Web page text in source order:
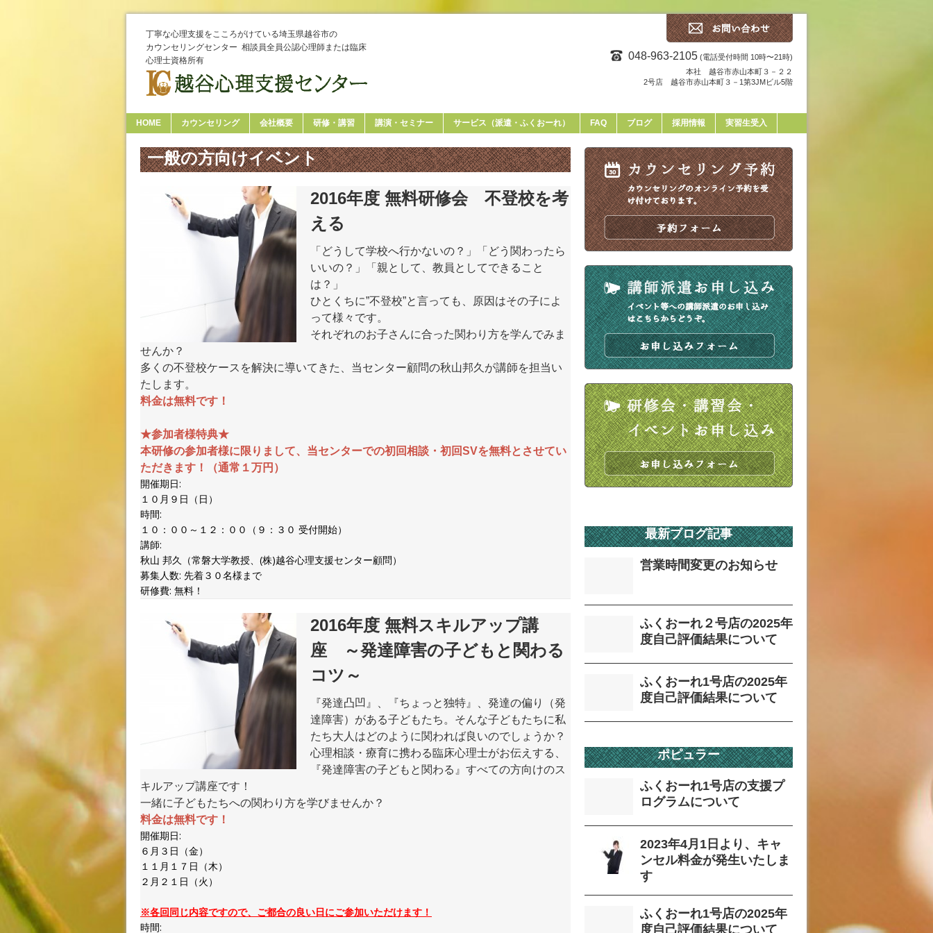
丁寧な心理支援をこころがけている埼玉県越谷市の
カウンセリングセンター 相談員全員公認心理師または臨床
心理士資格所有
048-963-2105 (電話受付時間 10時〜21時)
本社 越谷市赤山本町３－２２
2号店 越谷市赤山本町３－1第3JMビル5階
HOME カウンセリング 会社概要 研修・講習 講演・セミナー サービス（派遣・ふくおーれ） FAQ ブログ 採用情報 実習生受入
一般の方向けイベント
2016年度 無料研修会 不登校を考
える
「どうして学校へ行かないの？」「どう関わったら
いいの？」「親として、教員としてできること
は？」
ひとくちに”不登校”と言っても、原因はその子によ
って様々です。
それぞれのお子さんに合った関わり方を学んでみま
せんか？
多くの不登校ケースを解決に導いてきた、当センター顧問の秋山邦久が講師を担当い
たします。
料金は無料です！
★参加者様特典★
本研修の参加者様に限りまして、当センターでの初回相談・初回SVを無料とさせてい
ただきます！（通常１万円）
開催期日:
１０月９日（日）
時間:
１０：００～１２：００（９：３０ 受付開始）
講師:
秋山 邦久（常磐大学教授、(株)越谷心理支援センター顧問）
募集人数: 先着３０名様まで
研修費: 無料！
2016年度 無料スキルアップ講
座 ～発達障害の子どもと関わる
コツ～
『発達凸凹』、『ちょっと独特』、発達の偏り（発
達障害）がある子どもたち。そんな子どもたちに私
たち大人はどのように関われば良いのでしょうか？
心理相談・療育に携わる臨床心理士がお伝えする、
『発達障害の子どもと関わる』すべての方向けのス
キルアップ講座です！
一緒に子どもたちへの関わり方を学びませんか？
料金は無料です！
開催期日:
６月３日（金）
１１月１７日（木）
２月２１日（火）
※各回同じ内容ですので、ご都合の良い日にご参加いただけます！
時間:
最新ブログ記事
営業時間変更のお知らせ
ふくおーれ２号店の2025年
度自己評価結果について
ふくおーれ1号店の2025年
度自己評価結果について
ポピュラー
ふくおーれ1号店の支援プ
ログラムについて
2023年4月1日より、キャ
ンセル料金が発生いたしま
す
ふくおーれ1号店の2025年
度自己評価結果について